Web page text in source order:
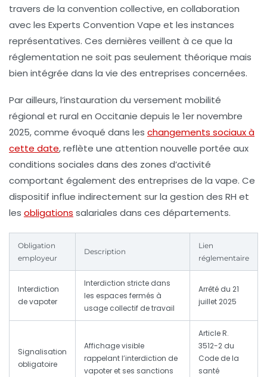
travers de la convention collective, en collaboration
avec les Experts Convention Vape et les instances
représentatives. Ces dernières veillent à ce que la
réglementation ne soit pas seulement théorique mais
bien intégrée dans la vie des entreprises concernées.
Par ailleurs, l’instauration du versement mobilité
régional et rural en Occitanie depuis le 1er novembre
2025, comme évoqué dans les changements sociaux à
cette date, reflète une attention nouvelle portée aux
conditions sociales dans des zones d’activité
comportant également des entreprises de la vape. Ce
dispositif influe indirectement sur la gestion des RH et
les obligations salariales dans ces départements.
Obligation
employeur
Description
Lien
réglementaire
Interdiction
de vapoter
Interdiction stricte dans
les espaces fermés à
usage collectif de travail
Arrêté du 21
juillet 2025
Signalisation
obligatoire
Affichage visible
rappelant l’interdiction de
vapoter et ses sanctions
Article R.
3512-2 du
Code de la
santé